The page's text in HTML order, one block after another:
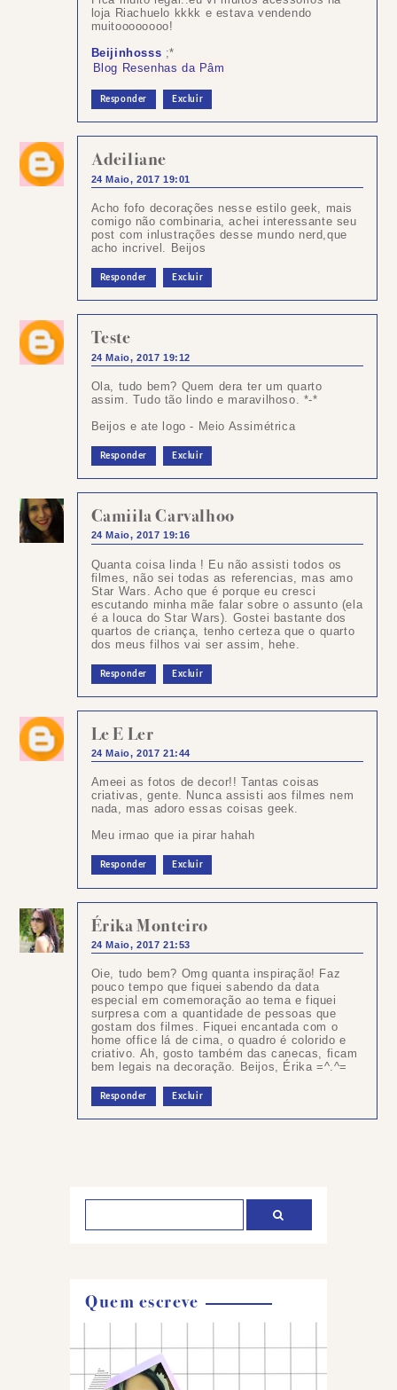
loja Riachuelo kkkk e estava vendendo
muitoooooooo!
Beijinhosss ;*
Blog Resenhas da Pâm
Responder Excluir
Adeiliane
24 Maio, 2017 19:01
Acho fofo decorações nesse estilo geek, mais
comigo não combinaria, achei interessante seu
post com inlustrações desse mundo nerd,que
acho incrivel. Beijos
Responder Excluir
Teste
24 Maio, 2017 19:12
Ola, tudo bem? Quem dera ter um quarto
assim. Tudo tão lindo e maravilhoso. *-*
Beijos e ate logo - Meio Assimétrica
Responder Excluir
Camiila Carvalhoo
24 Maio, 2017 19:16
Quanta coisa linda ! Eu não assisti todos os
filmes, não sei todas as referencias, mas amo
Star Wars. Acho que é porque eu cresci
escutando minha mãe falar sobre o assunto (ela
é a louca do Star Wars). Gostei bastante dos
quartos de criança, tenho certeza que o quarto
dos meus filhos vai ser assim, hehe.
Responder Excluir
Le E Ler
24 Maio, 2017 21:44
Ameei as fotos de decor!! Tantas coisas
criativas, gente. Nunca assisti aos filmes nem
nada, mas adoro essas coisas geek.
Meu irmao que ia pirar hahah
Responder Excluir
Érika Monteiro
24 Maio, 2017 21:53
Oie, tudo bem? Omg quanta inspiração! Faz
pouco tempo que fiquei sabendo da data
especial em comemoração ao tema e fiquei
surpresa com a quantidade de pessoas que
gostam dos filmes. Fiquei encantada com o
home office lá de cima, o quadro é colorido e
criativo. Ah, gosto também das canecas, ficam
bem legais na decoração. Beijos, Érika =^.^=
Responder Excluir
Quem escreve